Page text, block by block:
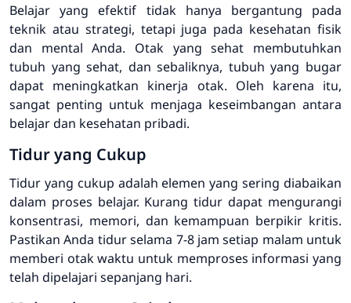
Belajar yang efektif tidak hanya bergantung pada
teknik atau strategi, tetapi juga pada kesehatan fisik
dan mental Anda. Otak yang sehat membutuhkan
tubuh yang sehat, dan sebaliknya, tubuh yang bugar
dapat meningkatkan kinerja otak. Oleh karena itu,
sangat penting untuk menjaga keseimbangan antara
belajar dan kesehatan pribadi.
Tidur yang Cukup
Tidur yang cukup adalah elemen yang sering diabaikan
dalam proses belajar. Kurang tidur dapat mengurangi
konsentrasi, memori, dan kemampuan berpikir kritis.
Pastikan Anda tidur selama 7-8 jam setiap malam untuk
memberi otak waktu untuk memproses informasi yang
telah dipelajari sepanjang hari.